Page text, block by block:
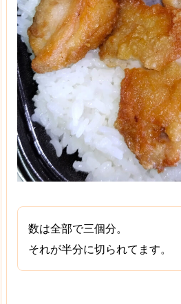
数は全部で三個分。
それが半分に切られてます。